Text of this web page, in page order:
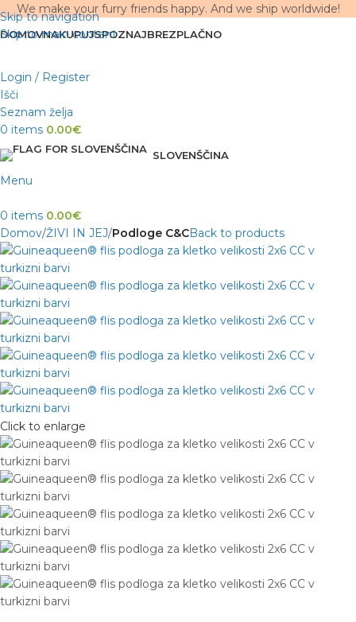
Skip to navigation
Skip to main content
We make your furry friends happy. And we ship worldwide!
DOMOVNAKUPUJSPOZNAJBREZPLAČNO
Login / Register
Išči
Seznam želja
0 items 0.00€
SLOVENŠČINA
Menu
0 items 0.00€
Domov ŽIVI IN JEJ Podloge C&CBack to products
Click to enlarge